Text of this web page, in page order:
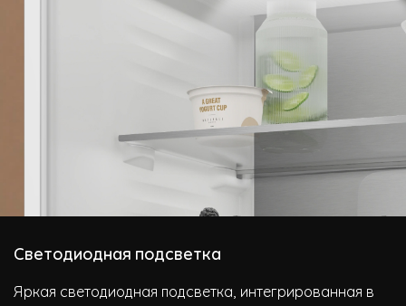
Светодиодная подсветка
Яркая светодиодная подсветка, интегрированная в